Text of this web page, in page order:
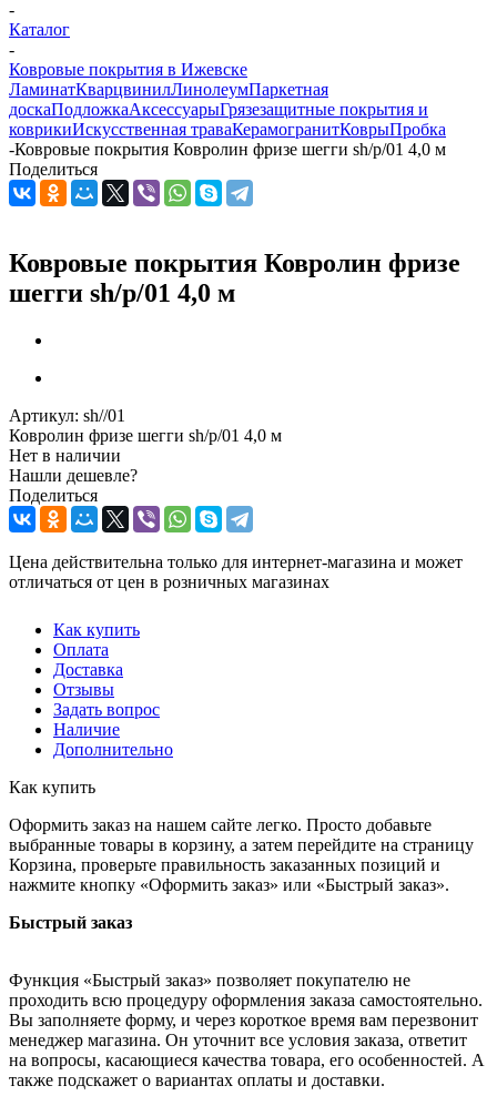
-
Каталог
-
Ковровые покрытия в Ижевске
ЛаминатКварцвинилЛинолеумПаркетная
доскаПодложкаАксессуарыГрязезащитные покрытия и
коврикиИскусственная траваКерамогранитКоврыПробка
-Ковровые покрытия Ковролин фризе шегги sh/p/01 4,0 м
Поделиться
Ковровые покрытия Ковролин фризе
шегги sh/p/01 4,0 м
Артикул: sh//01
Ковролин фризе шегги sh/p/01 4,0 м
Нет в наличии
Нашли дешевле?
Поделиться
Цена действительна только для интернет-магазина и может
отличаться от цен в розничных магазинах
Как купить
Оплата
Доставка
Отзывы
Задать вопрос
Наличие
Дополнительно
Как купить
Оформить заказ на нашем сайте легко. Просто добавьте
выбранные товары в корзину, а затем перейдите на страницу
Корзина, проверьте правильность заказанных позиций и
нажмите кнопку «Оформить заказ» или «Быстрый заказ».
Быстрый заказ
Функция «Быстрый заказ» позволяет покупателю не
проходить всю процедуру оформления заказа самостоятельно.
Вы заполняете форму, и через короткое время вам перезвонит
менеджер магазина. Он уточнит все условия заказа, ответит
на вопросы, касающиеся качества товара, его особенностей. А
также подскажет о вариантах оплаты и доставки.